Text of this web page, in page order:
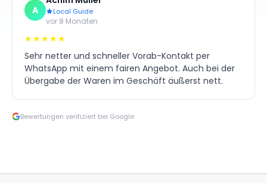
A Local Guide
vor 8 Monaten
★★★★★
Sehr netter und schneller Vorab-Kontakt per
WhatsApp mit einem fairen Angebot. Auch bei der
Übergabe der Waren im Geschäft äußerst nett.
Bewertungen verifiziert bei Google